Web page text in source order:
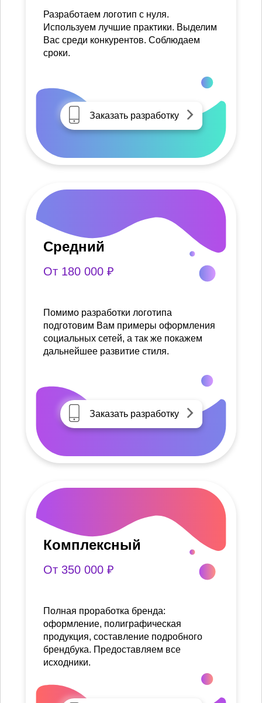
Разработаем логотип с нуля.
Используем лучшие практики. Выделим
Вас среди конкурентов. Соблюдаем
сроки.
Заказать разработку
Средний
От 180 000 ₽
Помимо разработки логотипа
подготовим Вам примеры оформления
социальных сетей, а так же покажем
дальнейшее развитие стиля.
Заказать разработку
Комплексный
От 350 000 ₽
Полная проработка бренда:
оформление, полиграфическая
продукция, составление подробного
брендбука. Предоставляем все
исходники.